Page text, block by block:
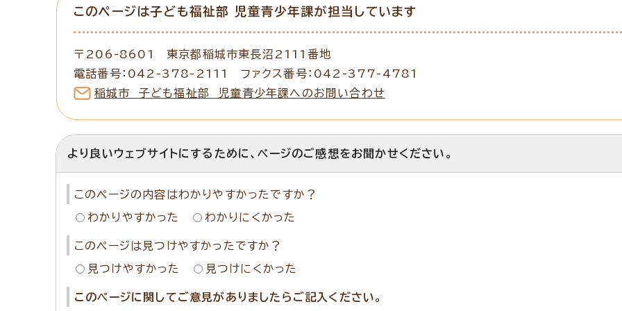
このページは子ども福祉部 児童青少年課が担当しています
〒206-8601 東京都稲城市東長沼2111番地
電話番号：042-378-2111 ファクス番号：042-377-4781
稲城市 子ども福祉部 児童青少年課へのお問い合わせ
より良いウェブサイトにするために、ページのご感想をお聞かせください。
このページの内容はわかりやすかったですか？
わかりやすかった わかりにくかった
このページは見つけやすかったですか？
見つけやすかった 見つけにくかった
このページに関してご意見がありましたらご記入ください。